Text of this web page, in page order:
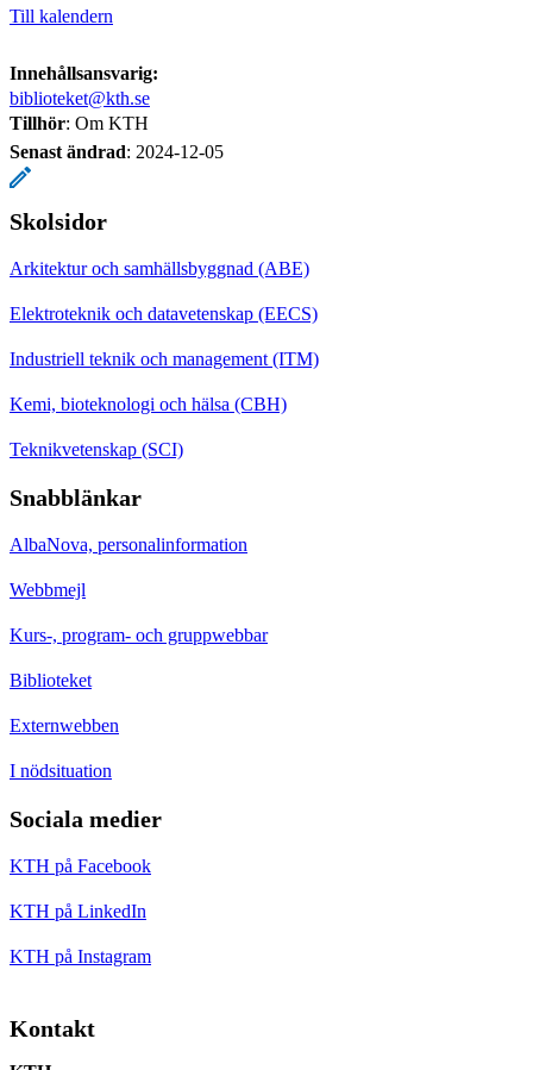
Till kalendern
Innehållsansvarig:
biblioteket@kth.se
Tillhör: Om KTH
Senast ändrad: 2024-12-05
Skolsidor
Arkitektur och samhällsbyggnad (ABE)
Elektroteknik och datavetenskap (EECS)
Industriell teknik och management (ITM)
Kemi, bioteknologi och hälsa (CBH)
Teknikvetenskap (SCI)
Snabblänkar
AlbaNova, personalinformation
Webbmejl
Kurs-, program- och gruppwebbar
Biblioteket
Externwebben
I nödsituation
Sociala medier
KTH på Facebook
KTH på LinkedIn
KTH på Instagram
Kontakt